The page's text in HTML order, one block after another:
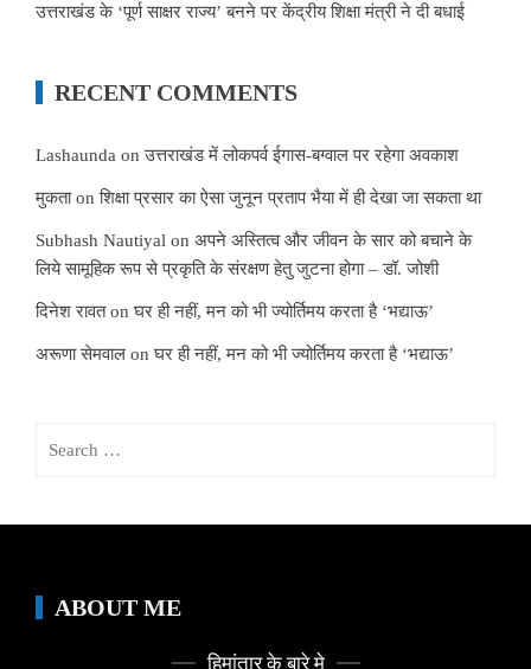
उत्तराखंड के ‘पूर्ण साक्षर राज्य’ बनने पर केंद्रीय शिक्षा मंत्री ने दी बधाई
RECENT COMMENTS
Lashaunda onउत्तराखंड में लोकपर्व ईगास-बग्वाल पर रहेगा अवकाश
मुकताonशिक्षा प्रसार का ऐसा जुनून प्रताप भैया में ही देखा जा सकता था
Subhash Nautiyal on अपने अस्तित्व और जीवन के सार को बचाने के
लिये सामूहिक रूप से प्रकृति के संरक्षण हेतु जुटना होगा – डॉ. जोशी
दिनेश रावतonघर ही नहीं, मन को भी ज्योर्तिमय करता है ‘भद्याऊ’
अरूणा सेमवाल onघर ही नहीं, मन को भी ज्योर्तिमय करता है ‘भद्याऊ’
ABOUT ME
हिमांतार के बारे मे